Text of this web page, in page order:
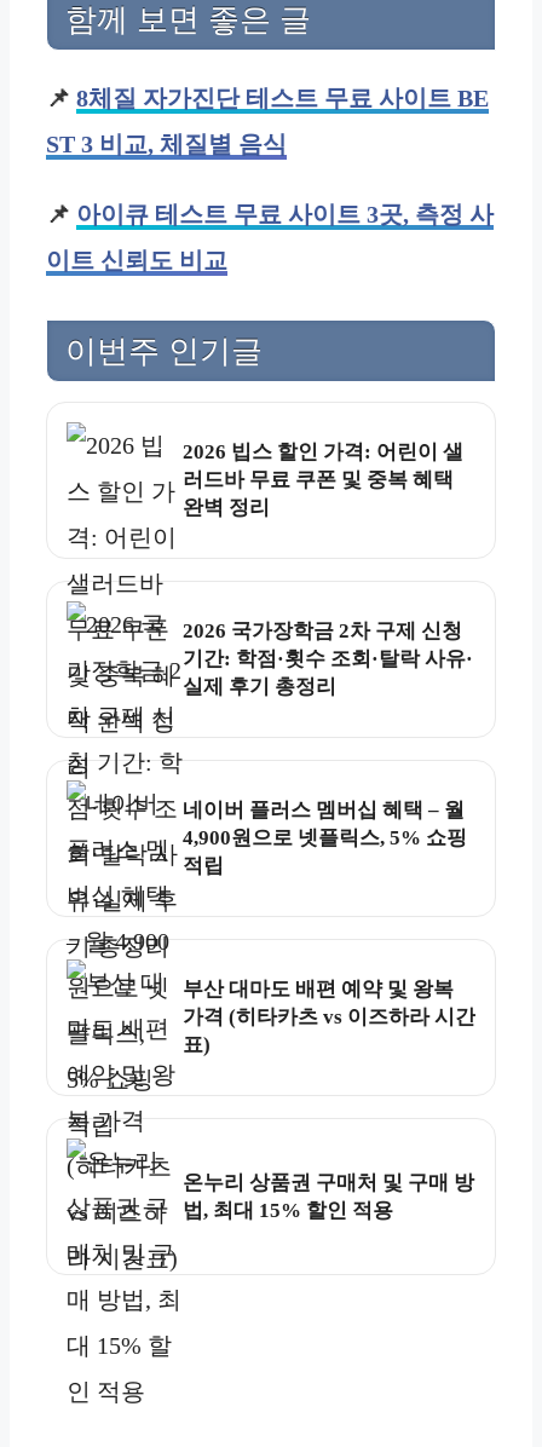
함께 보면 좋은 글
📌 8체질 자가진단 테스트 무료 사이트 BE
ST 3 비교, 체질별 음식
📌 아이큐 테스트 무료 사이트 3곳, 측정 사
이트 신뢰도 비교
이번주 인기글
2026 빕스 할인 가격: 어린이 샐
러드바 무료 쿠폰 및 중복 혜택
완벽 정리
2026 국가장학금 2차 구제 신청
기간: 학점·횟수 조회·탈락 사유·
실제 후기 총정리
네이버 플러스 멤버십 혜택 – 월
4,900원으로 넷플릭스, 5% 쇼핑
적립
부산 대마도 배편 예약 및 왕복
가격 (히타카츠 vs 이즈하라 시간
표)
온누리 상품권 구매처 및 구매 방
법, 최대 15% 할인 적용